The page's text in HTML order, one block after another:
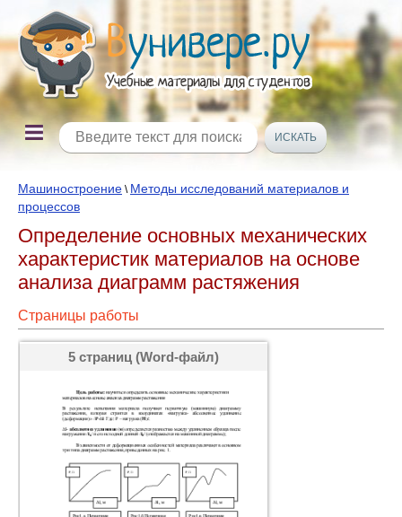
Машиностроение \ Методы исследований материалов и
процессов
Определение основных механических
характеристик материалов на основе
анализа диаграмм растяжения
Страницы работы
5 страниц (Word-файл)